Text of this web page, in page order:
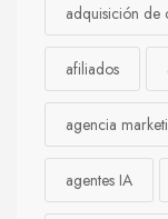
adquisición de
afiliados
agencia
agentes IA